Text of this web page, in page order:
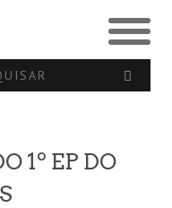
1º EP DO